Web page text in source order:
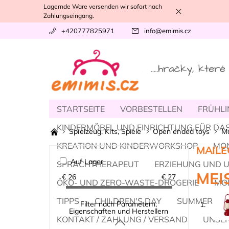
Lagernde Ware versenden wir sofort nach
Zahlungseingang.
+420777825971 info@emimis.cz
STARTSEITE VORBESTELLEN
KINDERMÖBEL UND EINRICHTUNG FÜR
KREATION UND KINDERWORKSHOP
SPRACHTHERAPEUT
ERZIEHUNG UND
ÖKO- UND ZERO-WASTE-DROGERIE
TIPPS
CHILDREN'S DAY SUMMER
KONTAKT / ZAHLUNG / VERSAND
Spielzeug, Kits, Spiele Open ended toys
1.
Auf Lager
€ 26 € 27
Filter nach Parametern,
Eigenschaften und Herstellern